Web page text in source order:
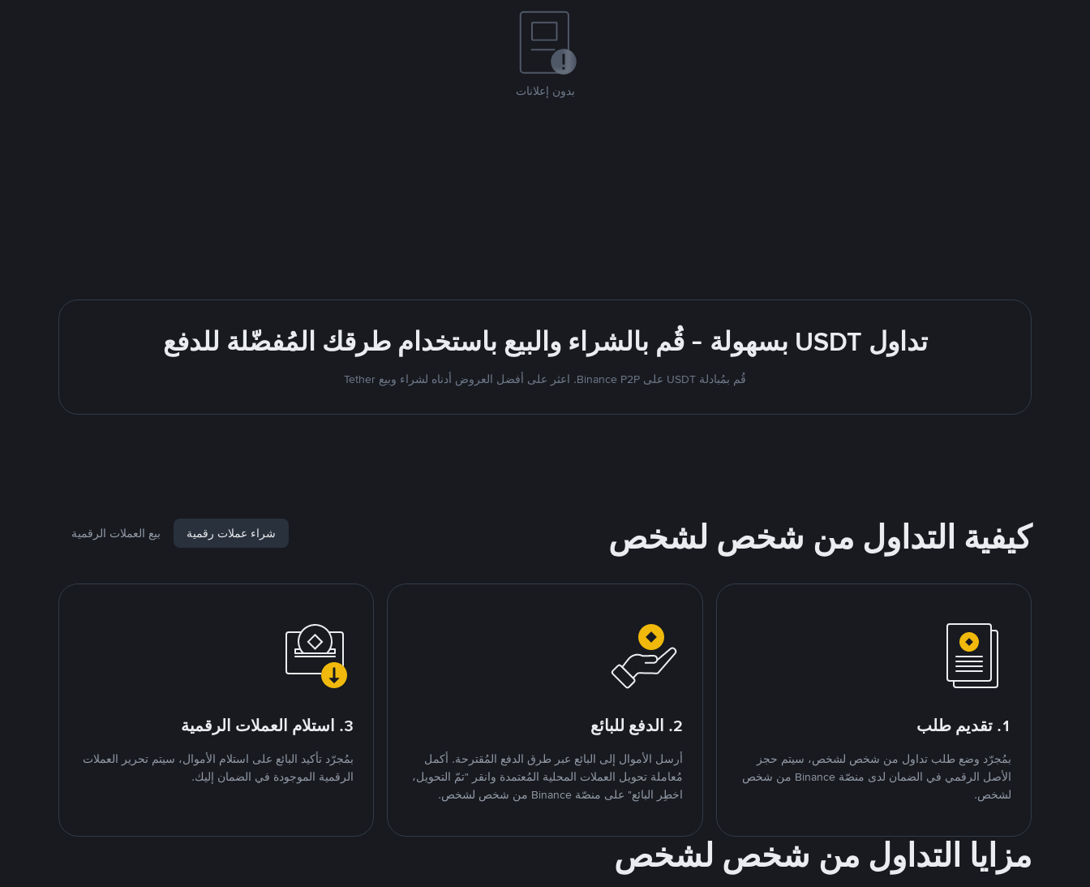
بدون إعلانات
تداول USDT بسهولة - قُم بالشراء والبيع باستخدام طرقك المُفضّلة للدفع
قُم بمُبادلة USDT على Binance P2P. اعثر على أفضل العروض أدناه لشراء وبيع Tether
كيفية التداول من شخص لشخص شراء عملات رقمية بيع العملات الرقمية
1. تقديم طلب
بمُجرّد وضع طلب تداول من شخص لشخص، سيتم حجز
الأصل الرقمي في الضمان لدى منصّة Binance من شخص
لشخص.
2. الدفع للبائع
أرسل الأموال إلى البائع عبر طرق الدفع المُقترحة. أكمل
مُعاملة تحويل العملات المحلية المُعتمدة وانقر "تمّ التحويل،
اخطِر البائع" على منصّة Binance من شخص لشخص.
3. استلام العملات الرقمية
بمُجرّد تأكيد البائع على استلام الأموال، سيتم تحرير العملات
الرقمية الموجودة في الضمان إليك.
مزايا التداول من شخص لشخص